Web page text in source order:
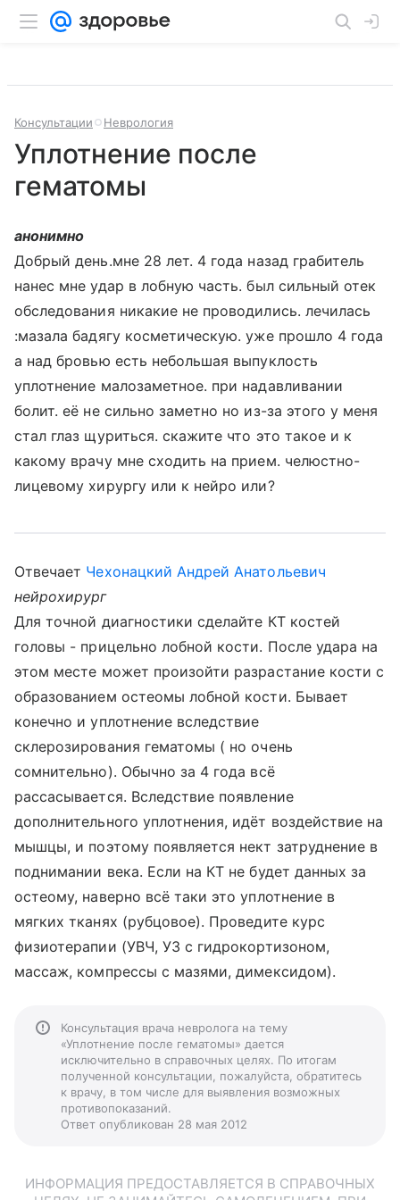
Консультации Неврология
Уплотнение после
гематомы
анонимно
Добрый день.мне 28 лет. 4 года назад грабитель
нанес мне удар в лобную часть. был сильный отек
обследования никакие не проводились. лечилась
:мазала бадягу косметическую. уже прошло 4 года
а над бровью есть небольшая выпуклость
уплотнение малозаметное. при надавливании
болит. её не сильно заметно но из-за этого у меня
стал глаз щуриться. скажите что это такое и к
какому врачу мне сходить на прием. челюстно-
лицевому хирургу или к нейро или?
Отвечает Чехонацкий Андрей Анатольевич
нейрохирург
Для точной диагностики сделайте КТ костей
головы - прицельно лобной кости. После удара на
этом месте может произойти разрастание кости с
образованием остеомы лобной кости. Бывает
конечно и уплотнение вследствие
склерозирования гематомы ( но очень
сомнительно). Обычно за 4 года всё
рассасывается. Вследствие появление
дополнительного уплотнения, идёт воздействие на
мышцы, и поэтому появляется нект затруднение в
поднимании века. Если на КТ не будет данных за
остеому, наверно всё таки это уплотнение в
мягких тканях (рубцовое). Проведите курс
физиотерапии (УВЧ, УЗ с гидрокортизоном,
массаж, компрессы с мазями, димексидом).
Консультация врача невролога на тему
«Уплотнение после гематомы» дается
исключительно в справочных целях. По итогам
полученной консультации, пожалуйста, обратитесь
к врачу, в том числе для выявления возможных
противопоказаний.
Ответ опубликован 28 мая 2012
ИНФОРМАЦИЯ ПРЕДОСТАВЛЯЕТСЯ В СПРАВОЧНЫХ